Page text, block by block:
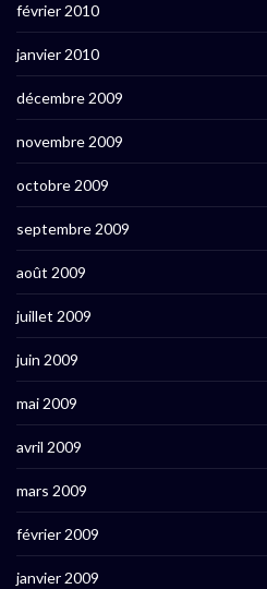
février 2010
janvier 2010
décembre 2009
novembre 2009
octobre 2009
septembre 2009
août 2009
juillet 2009
juin 2009
mai 2009
avril 2009
mars 2009
février 2009
janvier 2009